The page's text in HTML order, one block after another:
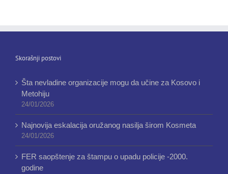
Skorašnji postovi
Šta nevladine organizacije mogu da učine za Kosovo i
Metohiju
24/01/2026
Najnovija eskalacija oružanog nasilja širom Kosmeta
24/01/2026
FER saopštenje za štampu o upadu policije -2000.
godine